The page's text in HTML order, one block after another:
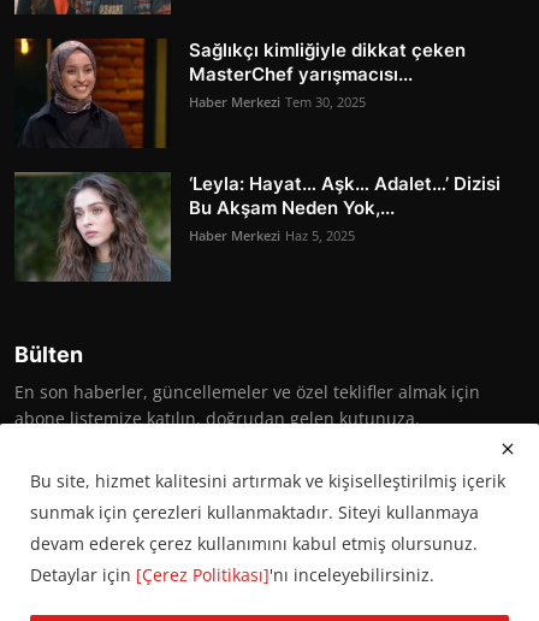
Sağlıkçı kimliğiyle dikkat çeken
MasterChef yarışmacısı...
Haber Merkezi Tem 30, 2025
‘Leyla: Hayat… Aşk… Adalet…’ Dizisi
Bu Akşam Neden Yok,...
Haber Merkezi Haz 5, 2025
Bülten
En son haberler, güncellemeler ve özel teklifler almak için
abone listemize katılın, doğrudan gelen kutunuza.
Abone Ol
Bu site, hizmet kalitesini artırmak ve kişiselleştirilmiş içerik
sunmak için çerezleri kullanmaktadır. Siteyi kullanmaya
devam ederek çerez kullanımını kabul etmiş olursunuz.
Detaylar için [Çerez Politikası]'nı inceleyebilirsiniz.